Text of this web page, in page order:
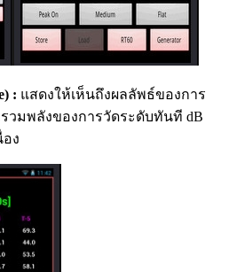
: แสดงให้เห็นถึงผลลัพธ์ของการ
วมพลังของการวัดระดับทันที dB
อง